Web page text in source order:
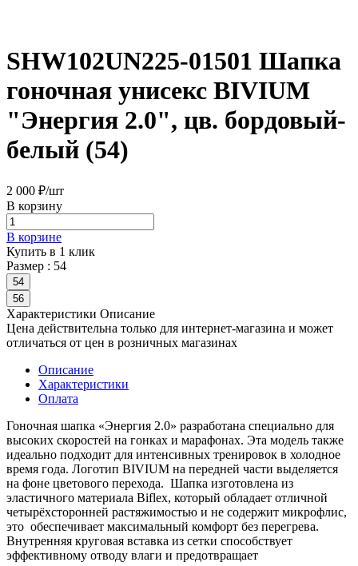
SHW102UN225-01501 Шапка
гоночная унисекс BIVIUM
"Энергия 2.0", цв. бордовый-
белый (54)
2 000 ₽/шт
В корзину
В корзине
Купить в 1 клик
Размер : 54
54
56
Характеристики Описание
Цена действительна только для интернет-магазина и может
отличаться от цен в розничных магазинах
Описание
Характеристики
Оплата
Гоночная шапка «Энергия 2.0» разработана специально для
высоких скоростей на гонках и марафонах. Эта модель также
идеально подходит для интенсивных тренировок в холодное
время года. Логотип BIVIUM на передней части выделяется
на фоне цветового перехода. Шапка изготовлена из
эластичного материала Biflex, который обладает отличной
четырёхсторонней растяжимостью и не содержит микрофлис,
это обеспечивает максимальный комфорт без перегрева.
Внутренняя круговая вставка из сетки способствует
эффективному отводу влаги и предотвращает